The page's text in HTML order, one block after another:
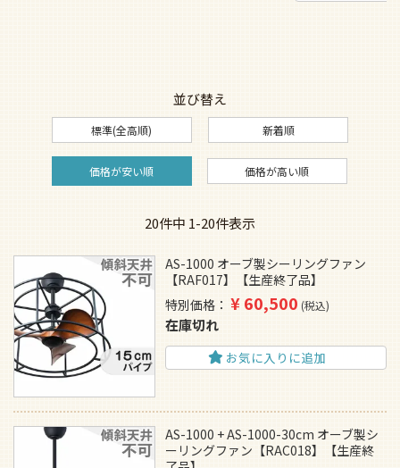
並び替え
標準(全高順) 新着順
価格が安い順 価格が高い順
20件中 1-20件表示
AS-1000 オーブ製シーリングファン
【RAF017】【生産終了品】
特別価格
¥60,500 税込
在庫切れ
お気に入りに追加
AS-1000 + AS-1000-30cm オーブ製シ
ーリングファン【RAC018】【生産終